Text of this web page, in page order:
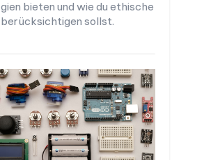
bieten und wie du ethische
sollst.